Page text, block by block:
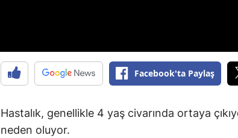
Facebook'ta Paylaş
Hastalık, genellikle 4 yaş civarında ortaya
neden oluyor.